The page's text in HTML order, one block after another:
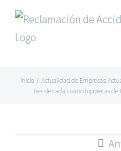
Saltar
contenido
Inicio / Actualidad de Empresas,
Tres de cada cuatro hipotecas